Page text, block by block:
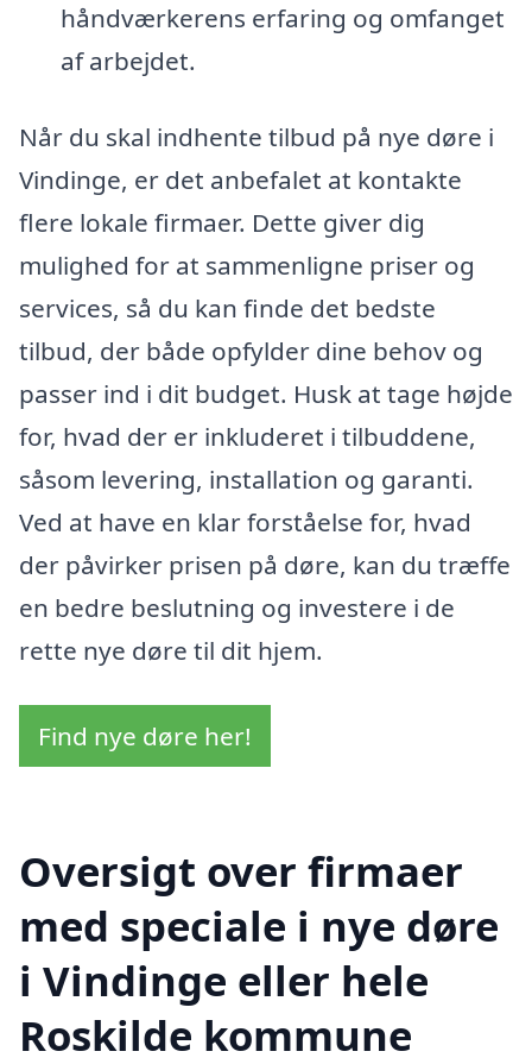
håndværkerens erfaring og omfanget
af arbejdet.
Når du skal indhente tilbud på nye døre i
Vindinge, er det anbefalet at kontakte
flere lokale firmaer. Dette giver dig
mulighed for at sammenligne priser og
services, så du kan finde det bedste
tilbud, der både opfylder dine behov og
passer ind i dit budget. Husk at tage højde
for, hvad der er inkluderet i tilbuddene,
såsom levering, installation og garanti.
Ved at have en klar forståelse for, hvad
der påvirker prisen på døre, kan du træffe
en bedre beslutning og investere i de
rette nye døre til dit hjem.
Find nye døre her!
Oversigt over firmaer
med speciale i nye døre
i Vindinge eller hele
Roskilde kommune